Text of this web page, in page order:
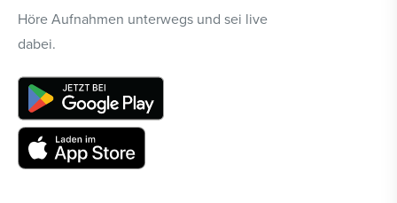
Höre Aufnahmen unterwegs und sei live
dabei.